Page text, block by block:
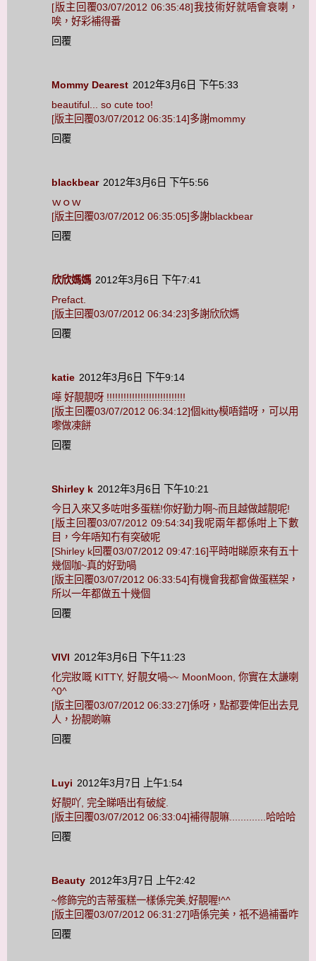
[版主回覆03/07/2012 06:35:48]我技術好就唔會衰喇，
唉，好彩補得番
回覆
Mommy Dearest 2012年3月6日 下午5:33
beautiful... so cute too!
[版主回覆03/07/2012 06:35:14]多謝mommy
回覆
blackbear 2012年3月6日 下午5:56
ｗｏｗ
[版主回覆03/07/2012 06:35:05]多謝blackbear
回覆
欣欣媽媽 2012年3月6日 下午7:41
Prefact.
[版主回覆03/07/2012 06:34:23]多謝欣欣媽
回覆
katie 2012年3月6日 下午9:14
嘩 好靚靚呀 !!!!!!!!!!!!!!!!!!!!!!!!!!!!
[版主回覆03/07/2012 06:34:12]個kitty模唔錯呀，可以用
嚟做凍餅
回覆
Shirley k 2012年3月6日 下午10:21
今日入來又多咗咁多蛋糕!你好勤力啊~而且越做越靚呢!
[版主回覆03/07/2012 09:54:34]我呢兩年都係咁上下數
目，今年唔知冇有突破呢
[Shirley k回覆03/07/2012 09:47:16]平時咁睇原來有五十
幾個咖~真的好勁喎
[版主回覆03/07/2012 06:33:54]有機會我都會做蛋糕架，
所以一年都做五十幾個
回覆
VIVI 2012年3月6日 下午11:23
化完妝嘅 KITTY, 好靚女喎~~ MoonMoon, 你實在太謙喇
^0^
[版主回覆03/07/2012 06:33:27]係呀，點都要俾佢出去見
人，扮靚啲嘛
回覆
Luyi 2012年3月7日 上午1:54
好靚吖, 完全睇唔出有破綻.
[版主回覆03/07/2012 06:33:04]補得靚嘛.............哈哈哈
回覆
Beauty 2012年3月7日 上午2:42
~修飾完的吉蒂蛋糕一樣係完美,好靚喔!^^
[版主回覆03/07/2012 06:31:27]唔係完美，祇不過補番咋
回覆